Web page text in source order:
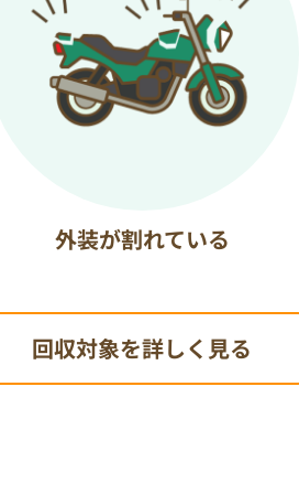
外装が割れている
回収対象を詳しく見る